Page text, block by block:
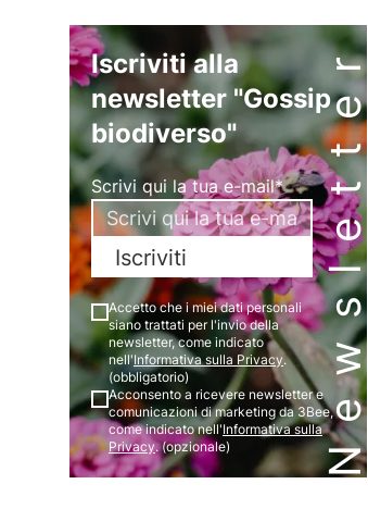
Newsletter
Iscriviti alla
newsletter "Gossip
biodiverso"
Scrivi qui la tua e-mail*
Iscriviti
Accetto che i miei dati personali
siano trattati per l'invio della
newsletter, come indicato
nell'Informativa sulla Privacy.
(obbligatorio)
Acconsento a ricevere newsletter e
comunicazioni di marketing da 3Bee,
come indicato nell'Informativa sulla
Privacy. (opzionale)